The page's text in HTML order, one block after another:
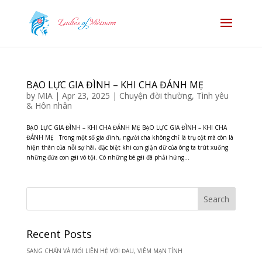
BẠO LỰC GIA ĐÌNH – KHI CHA ĐÁNH MẸ
by MIA| Apr 23, 2025 | Chuyện đời thường, Tình yêu
& Hôn nhân
BẠO LỰC GIA ĐÌNH – KHI CHA ĐÁNH MẸ BẠO LỰC GIA ĐÌNH – KHI CHA
ĐÁNH MẸ Trong một số gia đình, người cha không chỉ là trụ cột mà còn là
hiện thân của nỗi sợ hãi, đặc biệt khi cơn giận dữ của ông ta trút xuống
những đứa con gái vô tội. Có những bé gái đã phải hứng...
Recent Posts
SANG CHẤN VÀ MỐI LIÊN HỆ VỚI ĐAU, VIÊM MẠN TÍNH